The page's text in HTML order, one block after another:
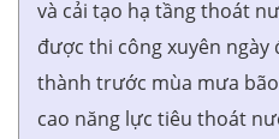
và cải tạo hạ tầng thoát
được thi công xuyên ngày
thành trước mùa mưa
cao năng lực tiêu thoát